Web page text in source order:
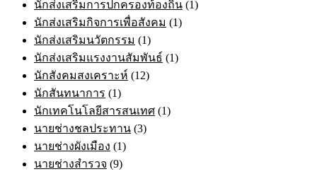
นักส่งเสริมการปกครองท้องถิ่น (1)
นักส่งเสริมกิจการเพื่อสังคม (1)
นักส่งเสริมนวัตกรรม (1)
นักส่งเสริมแรงงานสัมพันธ์ (1)
นักสังคมสงเคราะห์ (12)
นักสันทนาการ (1)
นักเทคโนโลยีสารสนเทศ (1)
นายช่างชลประทาน (3)
นายช่างผังเมือง (1)
นายช่างสำรวจ (9)